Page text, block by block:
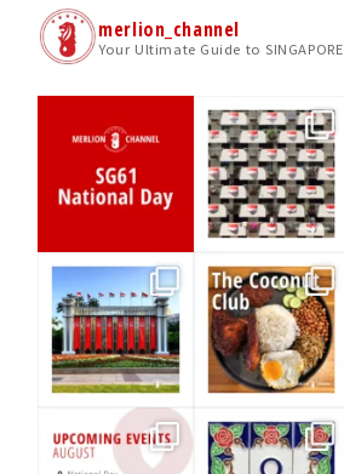
merlion_channel
Your Ultimate Guide to SINGAPORE